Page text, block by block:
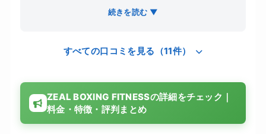
ボクシングフィットネスに通いました。最初は体
続けられました。サンドバッグを打つトレーニン
すっきりしてストレス解消にもなりました。通う
うちに肩周りが軽くなり姿勢が良くなったと周り
から言われるようになり体の変化を実感できまし
た。施設も清潔で通いやすく運動習慣をつけたい
続きを読む ▼
すべての口コミを見る（11件）
ZEAL BOXING FITNESSの詳細をチェック｜
料金・特徴・評判まとめ